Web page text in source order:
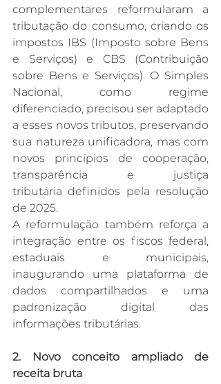
complementares reformularam a
tributação do consumo, criando os
impostos IBS (Imposto sobre Bens
e Serviços) e CBS (Contribuição
sobre Bens e Serviços). O Simples
Nacional, como regime
diferenciado, precisou ser adaptado
a esses novos tributos, preservando
sua natureza unificadora, mas com
novos princípios de cooperação,
transparência e justiça
tributária definidos pela resolução
de 2025.​
A reformulação também reforça a
integração entre os fiscos federal,
estaduais e municipais,
inaugurando uma plataforma de
dados compartilhados e uma
padronização digital das
informações tributárias.
2. Novo conceito ampliado de
receita bruta